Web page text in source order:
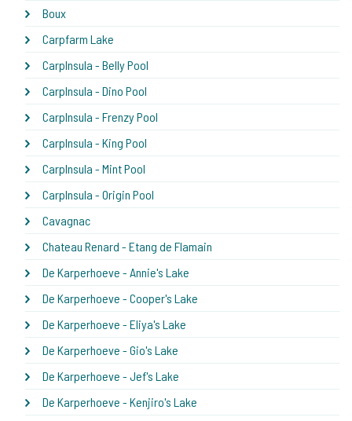
Boux
Carpfarm Lake
CarpInsula - Belly Pool
CarpInsula - Dino Pool
CarpInsula - Frenzy Pool
CarpInsula - King Pool
CarpInsula - Mint Pool
CarpInsula - Origin Pool
Cavagnac
Chateau Renard - Etang de Flamain
De Karperhoeve - Annie's Lake
De Karperhoeve - Cooper's Lake
De Karperhoeve - Eliya's Lake
De Karperhoeve - Gio's Lake
De Karperhoeve - Jef's Lake
De Karperhoeve - Kenjiro's Lake